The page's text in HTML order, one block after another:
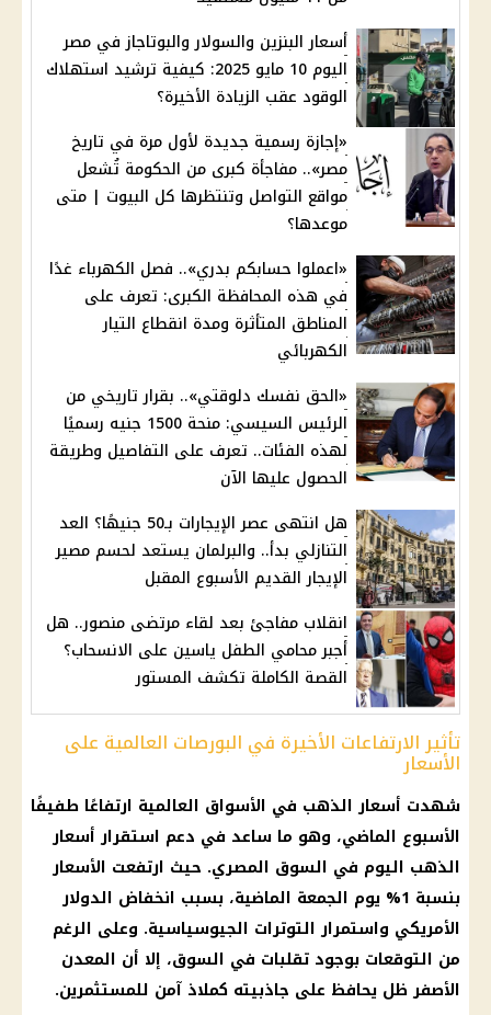
أسعار البنزين والسولار والبوتاجاز في مصر
اليوم 10 مايو 2025: كيفية ترشيد استهلاك
الوقود عقب الزيادة الأخيرة؟
«إجازة رسمية جديدة لأول مرة في تاريخ
مصر».. مفاجأة كبرى من الحكومة تُشعل
مواقع التواصل وتنتظرها كل البيوت | متى
موعدها؟
«اعملوا حسابكم بدري».. فصل الكهرباء غدًا
في هذه المحافظة الكبرى: تعرف على
المناطق المتأثرة ومدة انقطاع التيار
الكهربائي
«الحق نفسك دلوقتي».. بقرار تاريخي من
الرئيس السيسي: منحة 1500 جنيه رسميًا
لهذه الفئات.. تعرف على التفاصيل وطريقة
الحصول عليها الآن
هل انتهى عصر الإيجارات بـ50 جنيهًا؟ العد
التنازلي بدأ.. والبرلمان يستعد لحسم مصير
الإيجار القديم الأسبوع المقبل
انقلاب مفاجئ بعد لقاء مرتضى منصور.. هل
أجبر محامي الطفل ياسين على الانسحاب؟
القصة الكاملة تكشف المستور
تأثير الارتفاعات الأخيرة في البورصات العالمية على
الأسعار
شهدت أسعار الذهب في الأسواق العالمية ارتفاعًا طفيفًا
الأسبوع الماضي، وهو ما ساعد في دعم استقرار أسعار
الذهب اليوم في السوق المصري. حيث ارتفعت الأسعار
بنسبة 1% يوم الجمعة الماضية، بسبب انخفاض الدولار
الأمريكي واستمرار التوترات الجيوسياسية. وعلى الرغم
من التوقعات بوجود تقلبات في السوق، إلا أن المعدن
الأصفر ظل يحافظ على جاذبيته كملاذ آمن للمستثمرين.